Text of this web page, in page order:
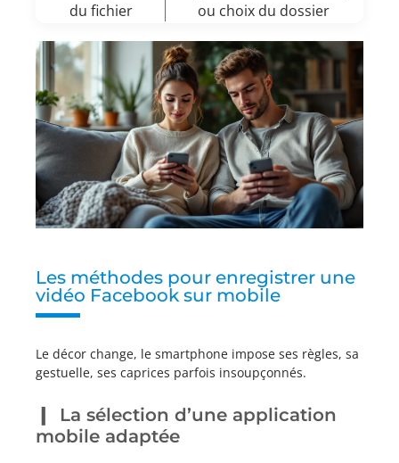
du fichier
ou choix du dossier
Les méthodes pour enregistrer une
vidéo Facebook sur mobile
Le décor change, le smartphone impose ses règles, sa
gestuelle, ses caprices parfois insoupçonnés.
La sélection d’une application
mobile adaptée